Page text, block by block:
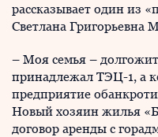
рассказывает один из
Светлана Григорьевна
– Моя семья –
принадлежал ТЭЦ-1, а
предприятие
Новый хозяин жилья
договор аренды с